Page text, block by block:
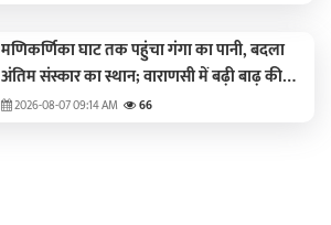
मणिकर्णिका घाट तक पहुंचा गंगा का पानी, बदला
अंतिम संस्कार का स्थान; वाराणसी में बढ़ी बाढ़ की
चिंता2026-08-07 09:14 AM 66